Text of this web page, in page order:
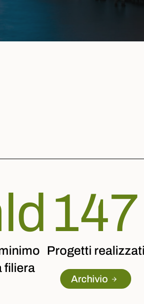
attraverso la filiera
filiera
190
Progetti realizzati
Archivio